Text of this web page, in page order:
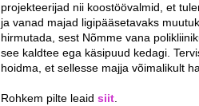
projekteerijad nii koostöövalmid, et
ja vanad majad ligipääsetavaks
hirmutada, sest Nõmme vana
see kaldtee ega käsipuud kedagi.
hoidma, et sellesse majja võimalikult
Rohkem pilte leaid siit